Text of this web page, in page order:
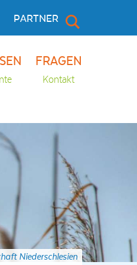
PARTNER
FRAGEN
Kontakt
Niederschlesien